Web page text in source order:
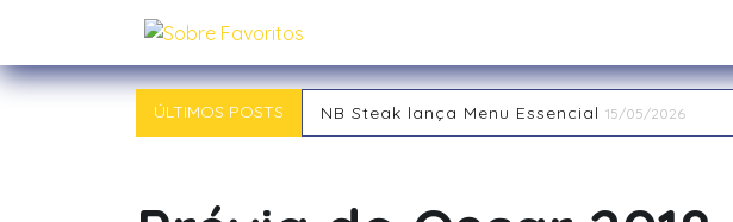
content
Sobre Favoritos
ÚLTIMOS POSTS NB Steak lança Menu Essencial 15/05/2026
Outback chegou a Indaiatuba15/05/2026